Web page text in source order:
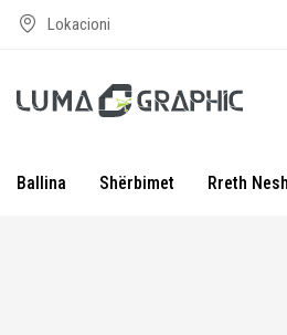
Lokacioni
Ballina Shërbimet Rreth Nesh